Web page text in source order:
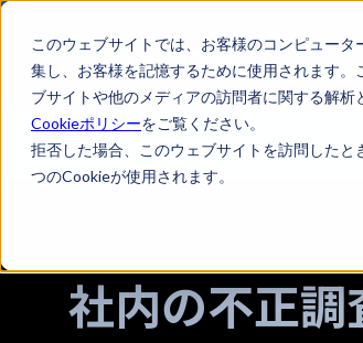
このウェブサイトでは、お客様のコンピュー
集し、お客様を記憶するために使用されます
ブサイトや他のメディアの訪問者に関する解
Cookieポリシーをご覧ください。
拒否した場合、このウェブサイトを訪問した
つのCookieが使用されます。
LegalTech AI Top
社内の不正